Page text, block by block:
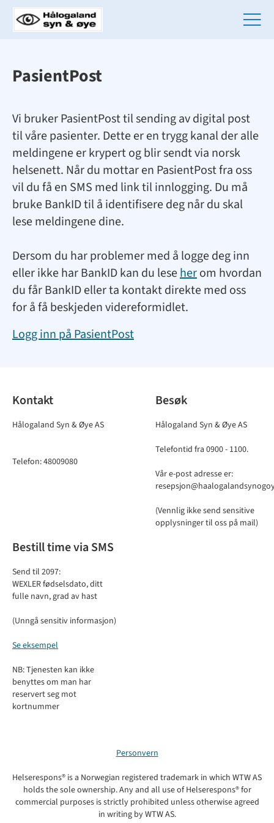
PasientPost
Vi bruker PasientPost til sending av digital post
til våre pasienter. Dette er en trygg kanal der alle
meldingene er krypert og blir sendt via norsk
helsenett. Når du mottar en PasientPost fra oss
vil du få en SMS med link til innlogging. Du må
bruke BankID til å identifisere deg når du skal
lese meldingene dine.
Dersom du har problemer med å logge deg inn
eller ikke har BankID kan du leseherom hvordan
du får BankID eller ta kontakt direkte med oss
for å få beskjeden videreformidlet.
Logg inn på PasientPost
Kontakt
Hålogaland Syn & Øye AS
Telefon: 48009080
Besøk
Hålogaland Syn & Øye AS
Telefontid fra 0900 - 1100.
Vår e-post adresse er:
(Vennlig ikke send sensitive
opplysninger til oss på mail)
Bestill time via SMS
Send til 2097:
WEXLER fødselsdato, ditt
fulle navn, grad av hast
(Unngå sensitiv informasjon)
Se eksempel
NB: Tjenesten kan ikke
benyttes om man har
reservert seg mot
kortnummer
Personvern
Helserespons® is a Norwegian registered trademark in which WTW AS
holds the sole ownership. Any and all use of Helserespons® for
commercial purposes is strictly prohibited unless otherwise agreed
in writing by WTW AS.